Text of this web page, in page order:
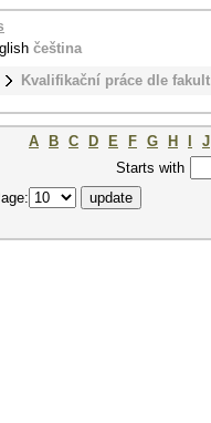
Kvalifikační práce dle fakult
čeština
A B C D E F G H J
Starts with